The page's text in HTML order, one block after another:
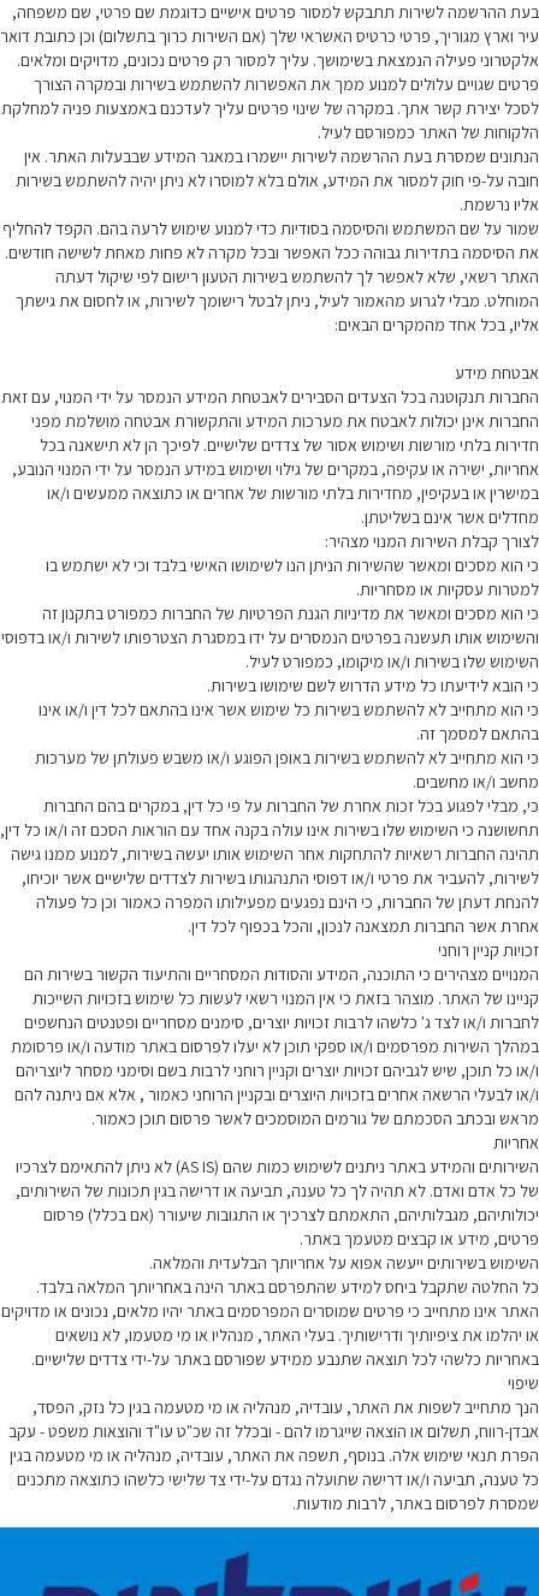
בעת ההרשמה לשירות תתבקש למסור פרטים אישיים כדוגמת שם פרטי, שם משפחה,
עיר וארץ מגוריך, פרטי כרטיס האשראי שלך (אם השירות כרוך בתשלום) וכן כתובת דואר
אלקטרוני פעילה הנמצאת בשימושך. עליך למסור רק פרטים נכונים, מדויקים ומלאים.
פרטים שגויים עלולים למנוע ממך את האפשרות להשתמש בשירות ובמקרה הצורך
לסכל יצירת קשר אתך. במקרה של שינוי פרטים עליך לעדכנם באמצעות פניה למחלקת
הלקוחות של האתר כמפורסם לעיל.
הנתונים שמסרת בעת ההרשמה לשירות יישמרו במאגר המידע שבבעלות האתר. אין
חובה על-פי חוק למסור את המידע, אולם בלא למוסרו לא ניתן יהיה להשתמש בשירות
אליו נרשמת.
שמור על שם המשתמש והסיסמה בסודיות כדי למנוע שימוש לרעה בהם. הקפד להחליף
את הסיסמה בתדירות גבוהה ככל האפשר ובכל מקרה לא פחות מאחת לשישה חודשים.
האתר רשאי, שלא לאפשר לך להשתמש בשירות הטעון רישום לפי שיקול דעתה
המוחלט. מבלי לגרוע מהאמור לעיל, ניתן לבטל רישומך לשירות, או לחסום את גישתך
אליו, בכל אחד מהמקרים הבאים:
אבטחת מידע
החברות תנקוטנה בכל הצעדים הסבירים לאבטחת המידע הנמסר על ידי המנוי, עם זאת
החברות אינן יכולות לאבטח את מערכות המידע והתקשורת אבטחה מושלמת מפני
חדירות בלתי מורשות ושימוש אסור של צדדים שלישיים. לפיכך הן לא תישאנה בכל
אחריות, ישירה או עקיפה, במקרים של גילוי ושימוש במידע הנמסר על ידי המנוי הנובע,
במישרין או בעקיפין, מחדירות בלתי מורשות של אחרים או כתוצאה ממעשים ו/או
מחדלים אשר אינם בשליטתן.
לצורך קבלת השירות המנוי מצהיר:
כי הוא מסכים ומאשר שהשירות הניתן הנו לשימושו האישי בלבד וכי לא ישתמש בו
למטרות עסקיות או מסחריות.
כי הוא מסכים ומאשר את מדיניות הגנת הפרטיות של החברות כמפורט בתקנון זה
והשימוש אותו תעשנה בפרטים הנמסרים על ידו במסגרת הצטרפותו לשירות ו/או בדפוסי
השימוש שלו בשירות ו/או מיקומו, כמפורט לעיל.
כי הובא לידיעתו כל מידע הדרוש לשם שימושו בשירות.
כי הוא מתחייב לא להשתמש בשירות כל שימוש אשר אינו בהתאם לכל דין ו/או אינו
בהתאם למסמך זה.
כי הוא מתחייב לא להשתמש בשירות באופן הפוגע ו/או משבש פעולתן של מערכות
מחשב ו/או מחשבים.
כי, מבלי לפגוע בכל זכות אחרת של החברות על פי כל דין, במקרים בהם החברות
תחשושנה כי השימוש שלו בשירות אינו עולה בקנה אחד עם הוראות הסכם זה ו/או כל דין,
תהינה החברות רשאיות להתחקות אחר השימוש אותו יעשה בשירות, למנוע ממנו גישה
לשירות, להעביר את פרטי ו/או דפוסי התנהגותו בשירות לצדדים שלישיים אשר יוכיחו,
להנחת דעתן של החברות, כי הינם נפגעים מפעילותו המפרה כאמור וכן כל פעולה
אחרת אשר החברות תמצאנה לנכון, והכל בכפוף לכל דין.
זכויות קניין רוחני
המנויים מצהירים כי התוכנה, המידע והסודות המסחריים והתיעוד הקשור בשירות הם
קניינו של האתר. מוצהר בזאת כי אין המנוי רשאי לעשות כל שימוש בזכויות השייכות
לחברות ו/או לצד ג' כלשהו לרבות זכויות יוצרים, סימנים מסחריים ופטנטים הנחשפים
במהלך השירות מפרסמים ו/או ספקי תוכן לא יעלו לפרסום באתר מודעה ו/או פרסומת
ו/או כל תוכן, שיש לגביהם זכויות יוצרים וקניין רוחני לרבות בשם וסימני מסחר ליוצריהם
ו/או לבעלי הרשאה אחרים בזכויות היוצרים ובקניין הרוחני כאמור , אלא אם ניתנה להם
מראש ובכתב הסכמתם של גורמים המוסמכים לאשר פרסום תוכן כאמור.
אחריות
השירותים והמידע באתר ניתנים לשימוש כמות שהם (AS IS) לא ניתן להתאימם לצרכיו
של כל אדם ואדם. לא תהיה לך כל טענה, תביעה או דרישה בגין תכונות של השירותים,
יכולותיהם, מגבלותיהם, התאמתם לצרכיך או התגובות שיעורר (אם בכלל) פרסום
פרטים, מידע או קבצים מטעמך באתר.
השימוש בשירותים ייעשה אפוא על אחריותך הבלעדית והמלאה.
כל החלטה שתקבל ביחס למידע שהתפרסם באתר הינה באחריותך המלאה בלבד.
האתר אינו מתחייב כי פרטים שמוסרים המפרסמים באתר יהיו מלאים, נכונים או מדויקים
או יהלמו את ציפיותיך ודרישותיך. בעלי האתר, מנהליו או מי מטעמו, לא נושאים
באחריות כלשהי לכל תוצאה שתנבע ממידע שפורסם באתר על-ידי צדדים שלישיים.
שיפוי
הנך מתחייב לשפות את האתר, עובדיה, מנהליה או מי מטעמה בגין כל נזק, הפסד,
אבדן-רווח, תשלום או הוצאה שייגרמו להם - ובכלל זה שכ"ט עו"ד והוצאות משפט - עקב
הפרת תנאי שימוש אלה. בנוסף, תשפה את האתר, עובדיה, מנהליה או מי מטעמה בגין
כל טענה, תביעה ו/או דרישה שתועלה נגדם על-ידי צד שלישי כלשהו כתוצאה מתכנים
שמסרת לפרסום באתר, לרבות מודעות.